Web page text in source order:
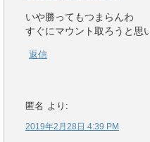
いや勝ってもつまらんわ
すぐにマウント取ろうと思
返信
匿名 より:
2019年2月28日 4:39 PM